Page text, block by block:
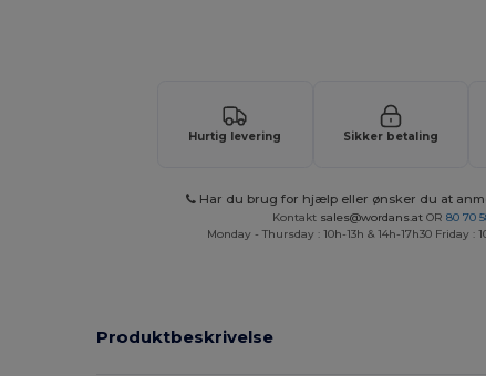
Hurtig levering Sikker betaling
Har du brug for hjælp eller ønsker du at
Kontakt sales@wordans.at OR80 70
Monday - Thursday : 10h-13h & 14h-17h30 Friday :
Produktbeskrivelse